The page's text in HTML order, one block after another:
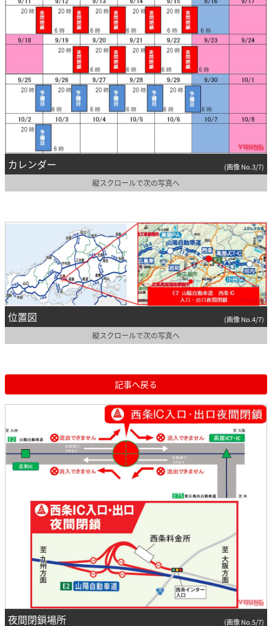
カレンダー (画像 No.3/7)
縦スクロールで次の写真へ
位置図 (画像 No.4/7)
縦スクロールで次の写真へ
記事へ戻る
夜間閉鎖場所 (画像 No.5/7)